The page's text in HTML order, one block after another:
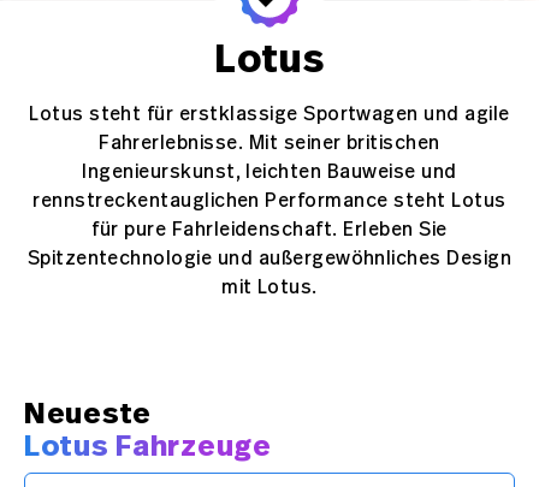
Lotus
Lotus steht für erstklassige Sportwagen und agile
Fahrerlebnisse. Mit seiner britischen
Ingenieurskunst, leichten Bauweise und
rennstreckentauglichen Performance steht Lotus
für pure Fahrleidenschaft. Erleben Sie
Spitzentechnologie und außergewöhnliches Design
mit Lotus.
Neueste
Lotus Fahrzeuge